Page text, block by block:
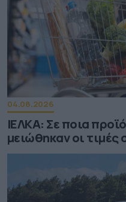
04.08.2026
ΙΕΛΚΑ: Σε ποια
μειώθηκαν οι